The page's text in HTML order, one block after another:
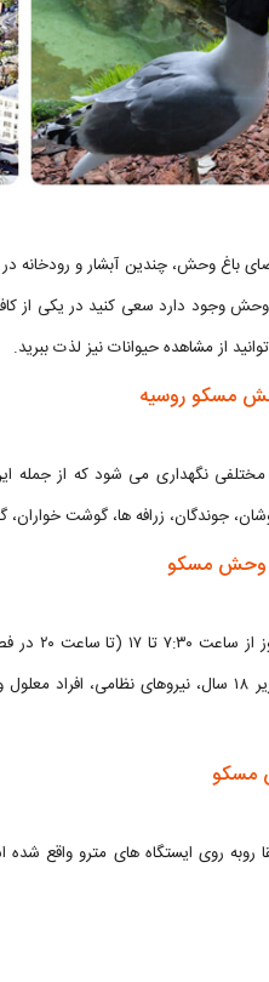
باغ وحش، چندین آبشار و
وجود دارد سعی کنید در یکی از
از مشاهده حیوانات نیز لذت ببرید.
مسکو روسیه
نگهداری می شود که از جمله
جوندگان، زرافه ها، گوشت خواران،
وحش مسکو
زمان
ورودیه لازم است، اما برای افراد زیر ۱۸ سال،
مسکو